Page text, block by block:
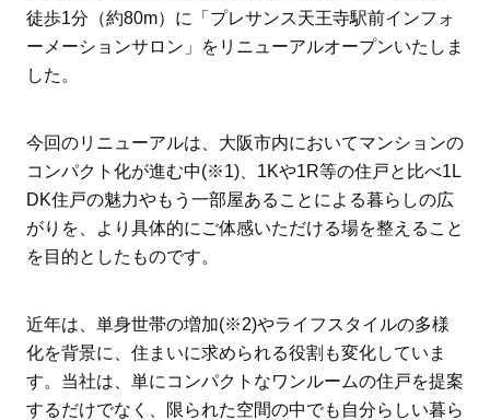
徒歩1分（約80m）に「プレサンス天王寺駅前インフォ
ーメーションサロン」をリニューアルオープンいたしま
した。
今回のリニューアルは、大阪市内においてマンションの
コンパクト化が進む中(※1)、1Kや1R等の住戸と比べ1L
DK住戸の魅力やもう一部屋あることによる暮らしの広
がりを、より具体的にご体感いただける場を整えること
を目的としたものです。
近年は、単身世帯の増加(※2)やライフスタイルの多様
化を背景に、住まいに求められる役割も変化していま
す。当社は、単にコンパクトなワンルームの住戸を提案
するだけでなく、限られた空間の中でも自分らしい暮ら